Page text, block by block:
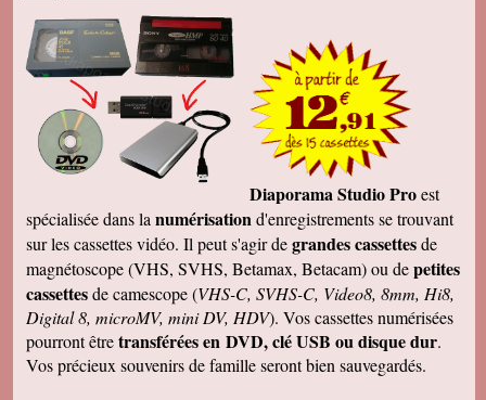
Diaporama Studio Proest
spécialisée dans la numérisationd'enregistrements se trouvant
sur les cassettes vidéo. Il peut s'agir degrandes cassettesde
magnétoscope (VHS, SVHS, Betamax, Betacam) ou depetites
cassettesde camescope (VHS-C, SVHS-C, Video8, 8mm, Hi8,
Digital 8, microMV, mini DV, HDV). Vos cassettes numérisées
pourront êtretransférées en DVD, clé USB ou disque dur.
Vos précieux souvenirs de famille seront bien sauvegardés.